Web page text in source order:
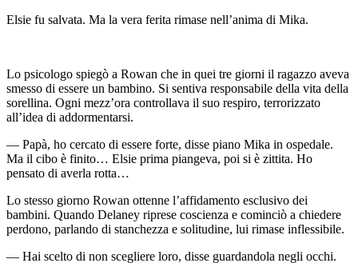
Elsie fu salvata. Ma la vera ferita rimase nell’anima di Mika.
Lo psicologo spiegò a Rowan che in quei tre giorni il ragazzo aveva
smesso di essere un bambino. Si sentiva responsabile della vita della
sorellina. Ogni mezz’ora controllava il suo respiro, terrorizzato
all’idea di addormentarsi.
— Papà, ho cercato di essere forte, disse piano Mika in ospedale.
Ma il cibo è finito… Elsie prima piangeva, poi si è zittita. Ho
pensato di averla rotta…
Lo stesso giorno Rowan ottenne l’affidamento esclusivo dei
bambini. Quando Delaney riprese coscienza e cominciò a chiedere
perdono, parlando di stanchezza e solitudine, lui rimase inflessibile.
— Hai scelto di non scegliere loro, disse guardandola negli occhi.